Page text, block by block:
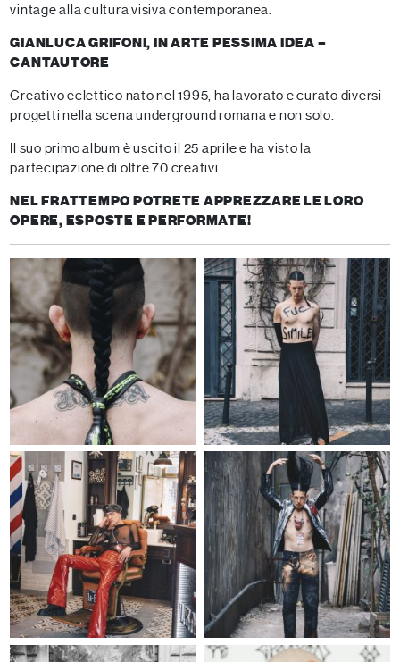
vintage alla cultura visiva contemporanea.
GIANLUCA GRIFONI, IN ARTE PESSIMA IDEA –
CANTAUTORE
Creativo eclettico nato nel 1995, ha lavorato e curato diversi
progetti nella scena underground romana e non solo.
Il suo primo album è uscito il 25 aprile e ha visto la
partecipazione di oltre 70 creativi.
NEL FRATTEMPO POTRETE APPREZZARE LE LORO
OPERE, ESPOSTE E PERFORMATE!